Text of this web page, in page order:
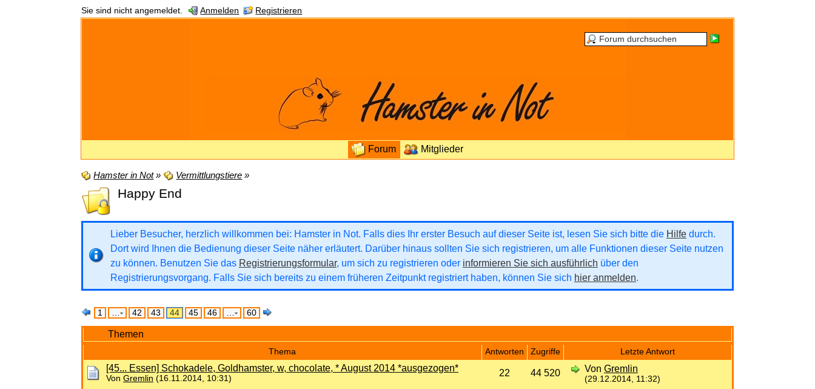
Sie sind nicht angemeldet. Anmelden Registrieren
Forum Mitglieder
Hamster in Not» Vermittlungstiere »
Happy End
Lieber Besucher, herzlich willkommen bei: Hamster in Not. Falls dies Ihr erster Besuch auf dieser Seite ist, lesen Sie sich bitte die Hilfedurch.
Dort wird Ihnen die Bedienung dieser Seite näher erläutert. Darüber hinaus sollten Sie sich registrieren, um alle Funktionen dieser Seite nutzen
zu können. Benutzen Sie das Registrierungsformular, um sich zu registrieren oder informieren Sie sich ausführlich über den
Registrierungsvorgang. Falls Sie sich bereits zu einem früheren Zeitpunkt registriert haben, können Sie sich hier anmelden.
1 … 42 43 44 45 46 … 60
Themen
Thema Antworten Zugriffe Letzte Antwort
[45... Essen] Schokadele, Goldhamster, w, chocolate, * August 2014 *ausgezogen*
Von Gremlin (16.11.2014, 10:31)
22 44 520 Von Gremlin
(29.12.2014, 11:32)